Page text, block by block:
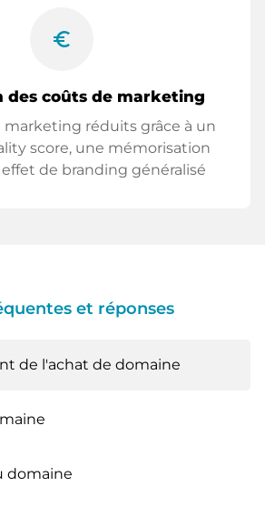
euro_symbol
des coûts de marketing
marketing réduits grâce à un
score, une mémorisation
de branding généralisé
et réponses
de l'achat de domaine
domaine